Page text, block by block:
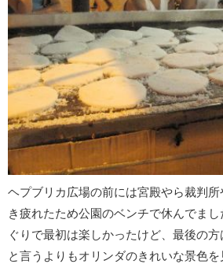
ヘプブリカ広場の前には宮殿やら裁判
き疲れたため公園のベンチで休んでま
ぐりで最初は楽しかったけど、最後の方
と言うよりもオリンダのきれいな景色